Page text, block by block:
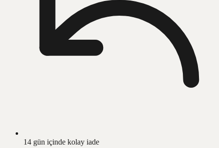
14 gün içinde kolay iade